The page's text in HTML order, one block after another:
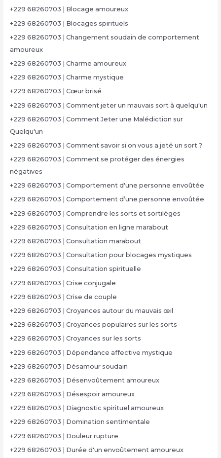
+229 68260703 | Blocage amoureux
+229 68260703 | Blocages spirituels
+229 68260703 | Changement soudain de comportement
amoureux
+229 68260703 | Charme amoureux
+229 68260703 | Charme mystique
+229 68260703 | Cœur brisé
+229 68260703 | Comment jeter un mauvais sort à quelqu'un
+229 68260703 | Comment Jeter une Malédiction sur
Quelqu'un
+229 68260703 | Comment savoir si on vous a jeté un sort ?
+229 68260703 | Comment se protéger des énergies
négatives
+229 68260703 | Comportement d'une personne envoûtée
+229 68260703 | Comportement d’une personne envoûtée
+229 68260703 | Comprendre les sorts et sortilèges
+229 68260703 | Consultation en ligne marabout
+229 68260703 | Consultation marabout
+229 68260703 | Consultation pour blocages mystiques
+229 68260703 | Consultation spirituelle
+229 68260703 | Crise conjugale
+229 68260703 | Crise de couple
+229 68260703 | Croyances autour du mauvais œil
+229 68260703 | Croyances populaires sur les sorts
+229 68260703 | Croyances sur les sorts
+229 68260703 | Dépendance affective mystique
+229 68260703 | Désamour soudain
+229 68260703 | Désenvoûtement amoureux
+229 68260703 | Désespoir amoureux
+229 68260703 | Diagnostic spirituel amoureux
+229 68260703 | Domination sentimentale
+229 68260703 | Douleur rupture
+229 68260703 | Durée d'un envoûtement amoureux